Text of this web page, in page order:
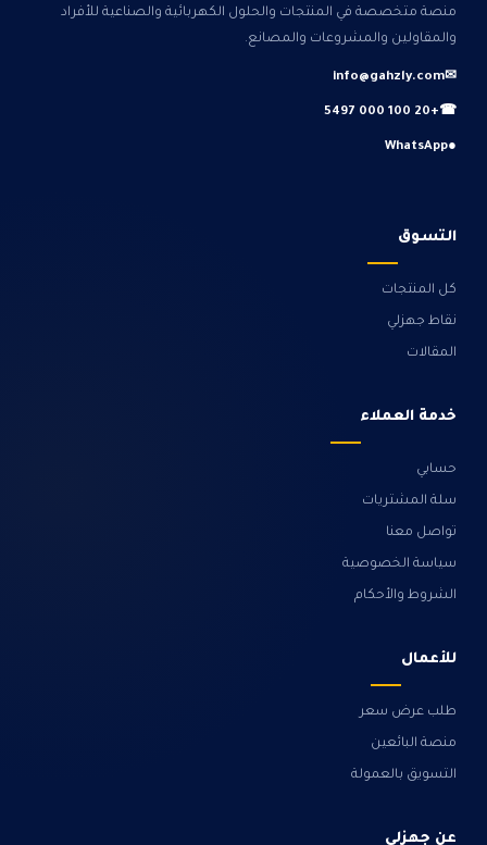
منصة متخصصة في المنتجات والحلول الكهربائية والصناعية للأفراد
والمقاولين والمشروعات والمصانع.
✉
info@gahzly.com
☎
+20 100 000 5497
●
WhatsApp
التسوق
كل المنتجات
نقاط جهزلي
المقالات
خدمة العملاء
حسابي
سلة المشتريات
تواصل معنا
سياسة الخصوصية
الشروط والأحكام
للأعمال
طلب عرض سعر
منصة البائعين
التسويق بالعمولة
عن جهزلي